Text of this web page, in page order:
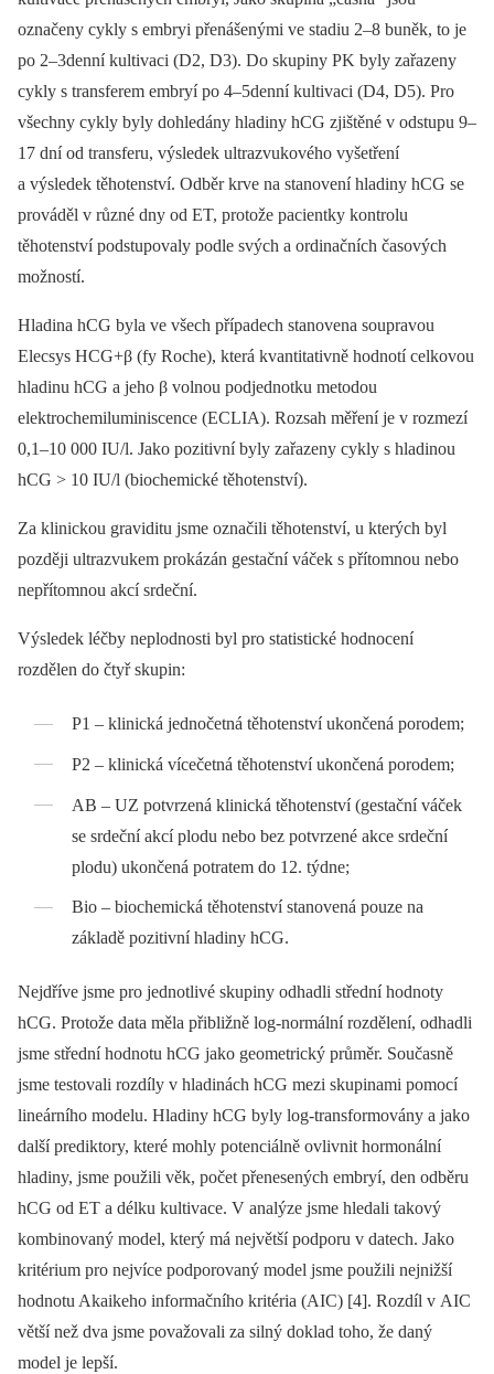
označeny cykly s embryi přenášenými ve stadiu 2–8 buněk, to je
po 2–3denní kultivaci (D2, D3). Do skupiny PK byly zařazeny
cykly s transferem embryí po 4–5denní kultivaci (D4, D5). Pro
všechny cykly byly dohledány hladiny hCG zjištěné v odstupu 9–
17 dní od transferu, výsledek ultrazvukového vyšetření
a výsledek těhotenství. Odběr krve na stanovení hladiny hCG se
prováděl v různé dny od ET, protože pacientky kontrolu
těhotenství podstupovaly podle svých a ordinačních časových
možností.
Hladina hCG byla ve všech případech stanovena soupravou
Elecsys HCG+β (fy Roche), která kvantitativně hodnotí celkovou
hladinu hCG a jeho β volnou podjednotku metodou
elektrochemiluminiscence (ECLIA). Rozsah měření je v rozmezí
0,1–10 000 IU/l. Jako pozitivní byly zařazeny cykly s hladinou
hCG > 10 IU/l (biochemické těhotenství).
Za klinickou graviditu jsme označili těhotenství, u kterých byl
později ultrazvukem prokázán gestační váček s přítomnou nebo
nepřítomnou akcí srdeční.
Výsledek léčby neplodnosti byl pro statistické hodnocení
rozdělen do čtyř skupin:
P1 –⁠ klinická jednočetná těhotenství ukončená porodem;
P2 –⁠ klinická vícečetná těhotenství ukončená porodem;
AB –⁠ UZ potvrzená klinická těhotenství (gestační váček
se srdeční akcí plodu nebo bez potvrzené akce srdeční
plodu) ukončená potratem do 12. týdne;
Bio –⁠ biochemická těhotenství stanovená pouze na
základě pozitivní hladiny hCG.
Nejdříve jsme pro jednotlivé skupiny odhadli střední hodnoty
hCG. Protože data měla přibližně log-normální rozdělení, odhadli
jsme střední hodnotu hCG jako geometrický průměr. Současně
jsme testovali rozdíly v hladinách hCG mezi skupinami pomocí
lineárního modelu. Hladiny hCG byly log-transformovány a jako
další prediktory, které mohly potenciálně ovlivnit hormonální
hladiny, jsme použili věk, počet přenesených embryí, den odběru
hCG od ET a délku kultivace. V analýze jsme hledali takový
kombinovaný model, který má největší podporu v datech. Jako
kritérium pro nejvíce podporovaný model jsme použili nejnižší
hodnotu Akaikeho informačního kritéria (AIC) [4]. Rozdíl v AIC
větší než dva jsme považovali za silný doklad toho, že daný
model je lepší.